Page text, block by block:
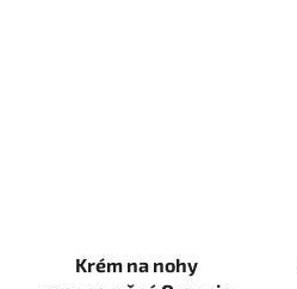
Krém na nohy